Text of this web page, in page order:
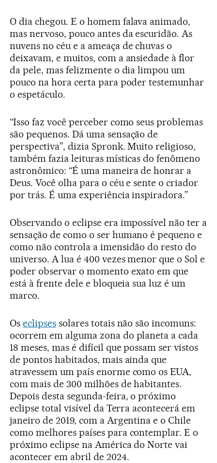
O dia chegou. E o homem falava animado,
mas nervoso, pouco antes da escuridão. As
nuvens no céu e a ameaça de chuvas o
deixavam, e muitos, com a ansiedade à flor
da pele, mas felizmente o dia limpou um
pouco na hora certa para poder testemunhar
o espetáculo.
“Isso faz você perceber como seus problemas
são pequenos. Dá uma sensação de
perspectiva”, dizia Spronk. Muito religioso,
também fazia leituras místicas do fenômeno
astronômico: “É uma maneira de honrar a
Deus. Você olha para o céu e sente o criador
por trás. É uma experiência inspiradora.”
Observando o eclipse era impossível não ter a
sensação de como o ser humano é pequeno e
como não controla a imensidão do resto do
universo. A lua é 400 vezes menor que o Sol e
poder observar o momento exato em que
está à frente dele e bloqueia sua luz é um
marco.
Os eclipsessolares totais não são incomuns:
ocorrem em alguma zona do planeta a cada
18 meses, mas é difícil que possam ser vistos
de pontos habitados, mais ainda que
atravessem um país enorme como os EUA,
com mais de 300 milhões de habitantes.
Depois desta segunda-feira, o próximo
eclipse total visível da Terra acontecerá em
janeiro de 2019, com a Argentina e o Chile
como melhores países para contemplar. E o
próximo eclipse na América do Norte vai
acontecer em abril de 2024.